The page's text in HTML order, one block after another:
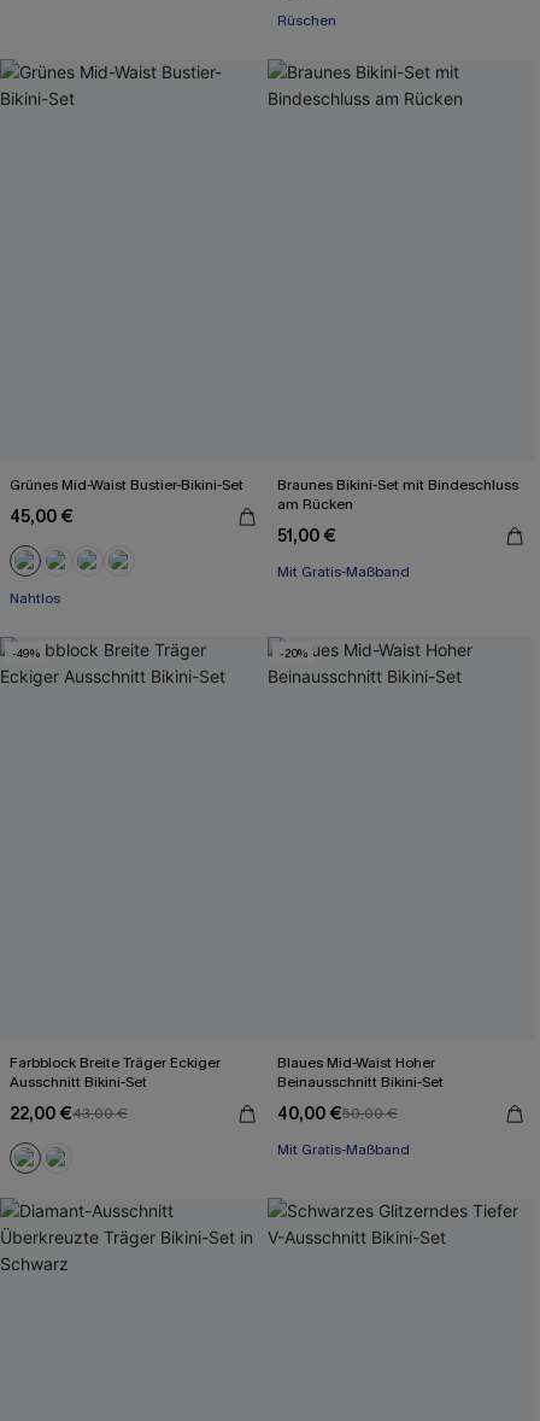
Mit Gratis-Maßband
Mit Gratis-Maßband
Grünes Mid-Waist Bustier-Bikini-Set
45,00 €
Mit Gratis-Maßband
Mit Gratis-Maßband
Braunes Bikini-Set mit Bindeschluss
am Rücken
51,00 €
Mit Gratis-Maßband
-49%
Farbblock Breite Träger Eckiger
Ausschnitt Bikini-Set
22,00 €43,00 €
-20%
Blaues Mid-Waist Hoher
Beinausschnitt Bikini-Set
40,00 €50,00 €
Mit Gratis-Maßband